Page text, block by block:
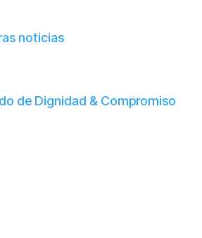
noticias
de Dignidad & Compromiso